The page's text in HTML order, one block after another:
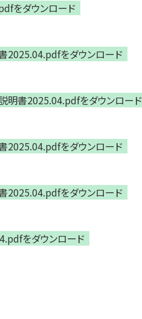
をダウンロード
2025.04.pdfをダウンロード
明書2025.04.pdfをダウンロード
2025.04.pdfをダウンロード
2025.04.pdfをダウンロード
をダウンロード